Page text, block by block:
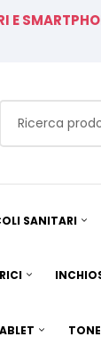
E
SANITARI